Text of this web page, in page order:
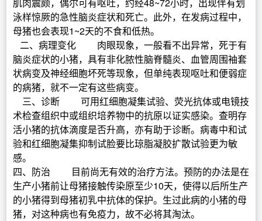
泳样惊厥的急性脑炎症状和死亡。此外，在发病过程中，
母猪也会表现1~2天的不食和低热。
二、病理变化 肉眼现象，一般看不出异常，死于有
脑炎症状的小猪，具有非化脓性脑脊髓炎、血管周围袖套
状病变及神经细胞坏死等现象，但单纯表现呕吐和便弱症
的病猪，就不一定有这些病变。
三、诊断 可用红细胞凝集试验、荧光抗体或电镜技
术检查组织中或组织培养物中的抗原以证实感染。查明存
活小猪的抗体滴度是否升高，亦有助于诊断。病毒中和试
验和红细胞凝集抑制试脸要比琼脂凝胶扩散试验更为敏
感。
四、防治 目前尚无有效的治疗方法。预防的办法是在
生产小猪前让母猪接触传染原至少10天，使得以后所生产
的小猪得到母猪初乳中抗体的保护。生过此病的小猪的母
猪，对这种病也有免疫力，故不必将其淘汰。